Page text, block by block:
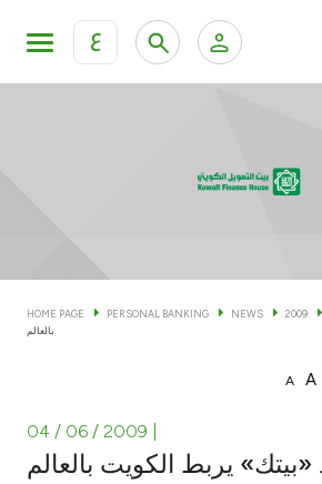
ع
KFH Online Corporate Banking
Cards
Investment
HOME PAGE PERSONAL BANKING NEWS 2009
بالعالم
A A
04 / 06 / 2009
«بيتك» يربط الكويت بالعالم